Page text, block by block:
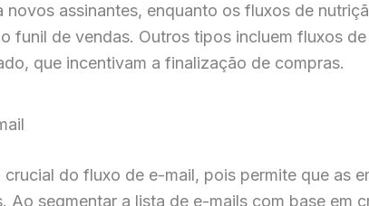
assinantes, enquanto os fluxos de
funil de vendas. Outros tipos incluem fluxos
que incentivam a finalização de compras.
do fluxo de e-mail, pois permite que as
Ao segmentar a lista de e-mails com base em